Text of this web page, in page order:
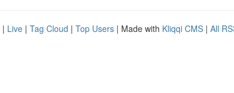
| Live | Tag Cloud | Top Users | Made with Kliqqi CMS | All